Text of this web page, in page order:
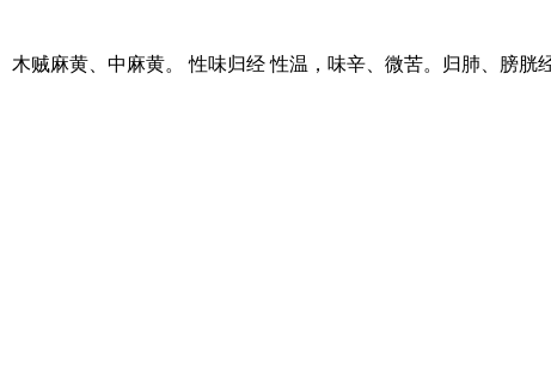
贼麻黄、中麻黄。 性味归经 性温，味辛、微苦。归肺、膀